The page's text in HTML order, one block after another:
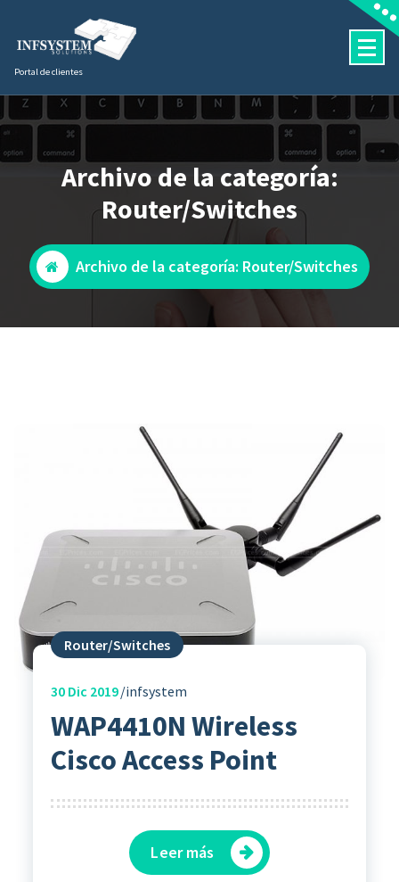
contenido
Portal de clientes
Archivo de la categoría:
Router/Switches
Archivo de la categoría: Router/Switches
Router/Switches
30Dic 2019 infsystem
WAP4410N Wireless
Cisco Access Point
Leer más